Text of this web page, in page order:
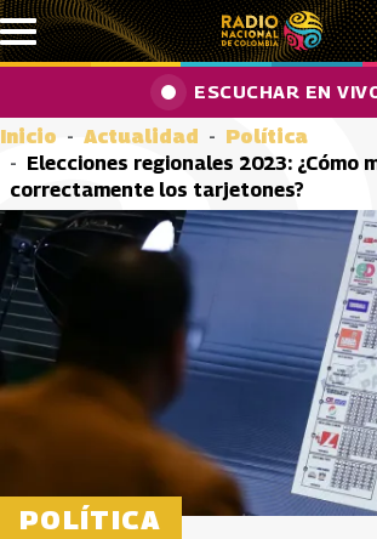
Pasar al contenido principal
ESCUCHAR EN
Inicio Actualidad
Política
Elecciones regionales 2023: ¿Cómo
correctamente los tarjetones?
POLÍTICA